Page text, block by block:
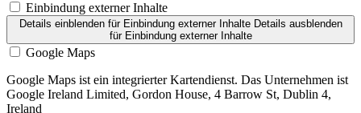
Einbindung externer Inhalte
Details einblendenfür Einbindung externer Inhalte Details ausblenden
für Einbindung externer Inhalte
Google Maps
Google Maps ist ein integrierter Kartendienst. Das Unternehmen ist
Google Ireland Limited, Gordon House, 4 Barrow St, Dublin 4,
Ireland